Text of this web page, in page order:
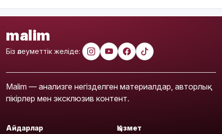
malim
Біз әлеуметтік желіде:
Malim — анализге негізделген материалдар, авторлық
пікірлер мен эксклюзив контент.
Айдарлар Қызмет